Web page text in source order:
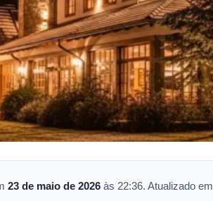
23 de maio de 2026 às 22:36. Atualizado em